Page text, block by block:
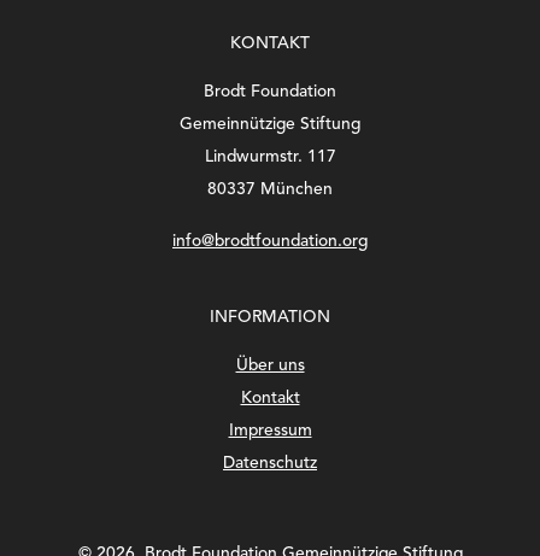
KONTAKT
Brodt Foundation
Gemeinnützige Stiftung
Lindwurmstr. 117
80337 München
info@brodtfoundation.org
INFORMATION
Über uns
Kontakt
Impressum
Datenschutz